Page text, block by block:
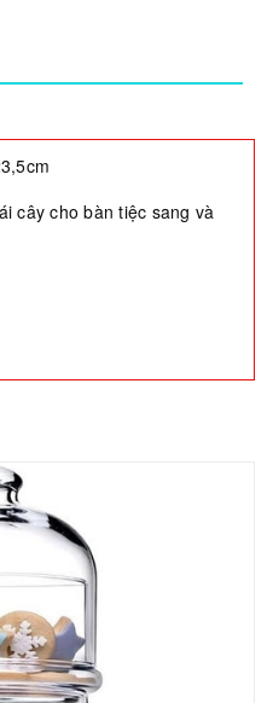
cây cho bàn tiệc sang và